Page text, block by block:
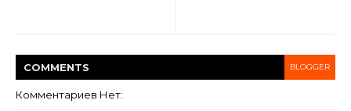
COMMENTS BLOGGER
Комментариев Нет: